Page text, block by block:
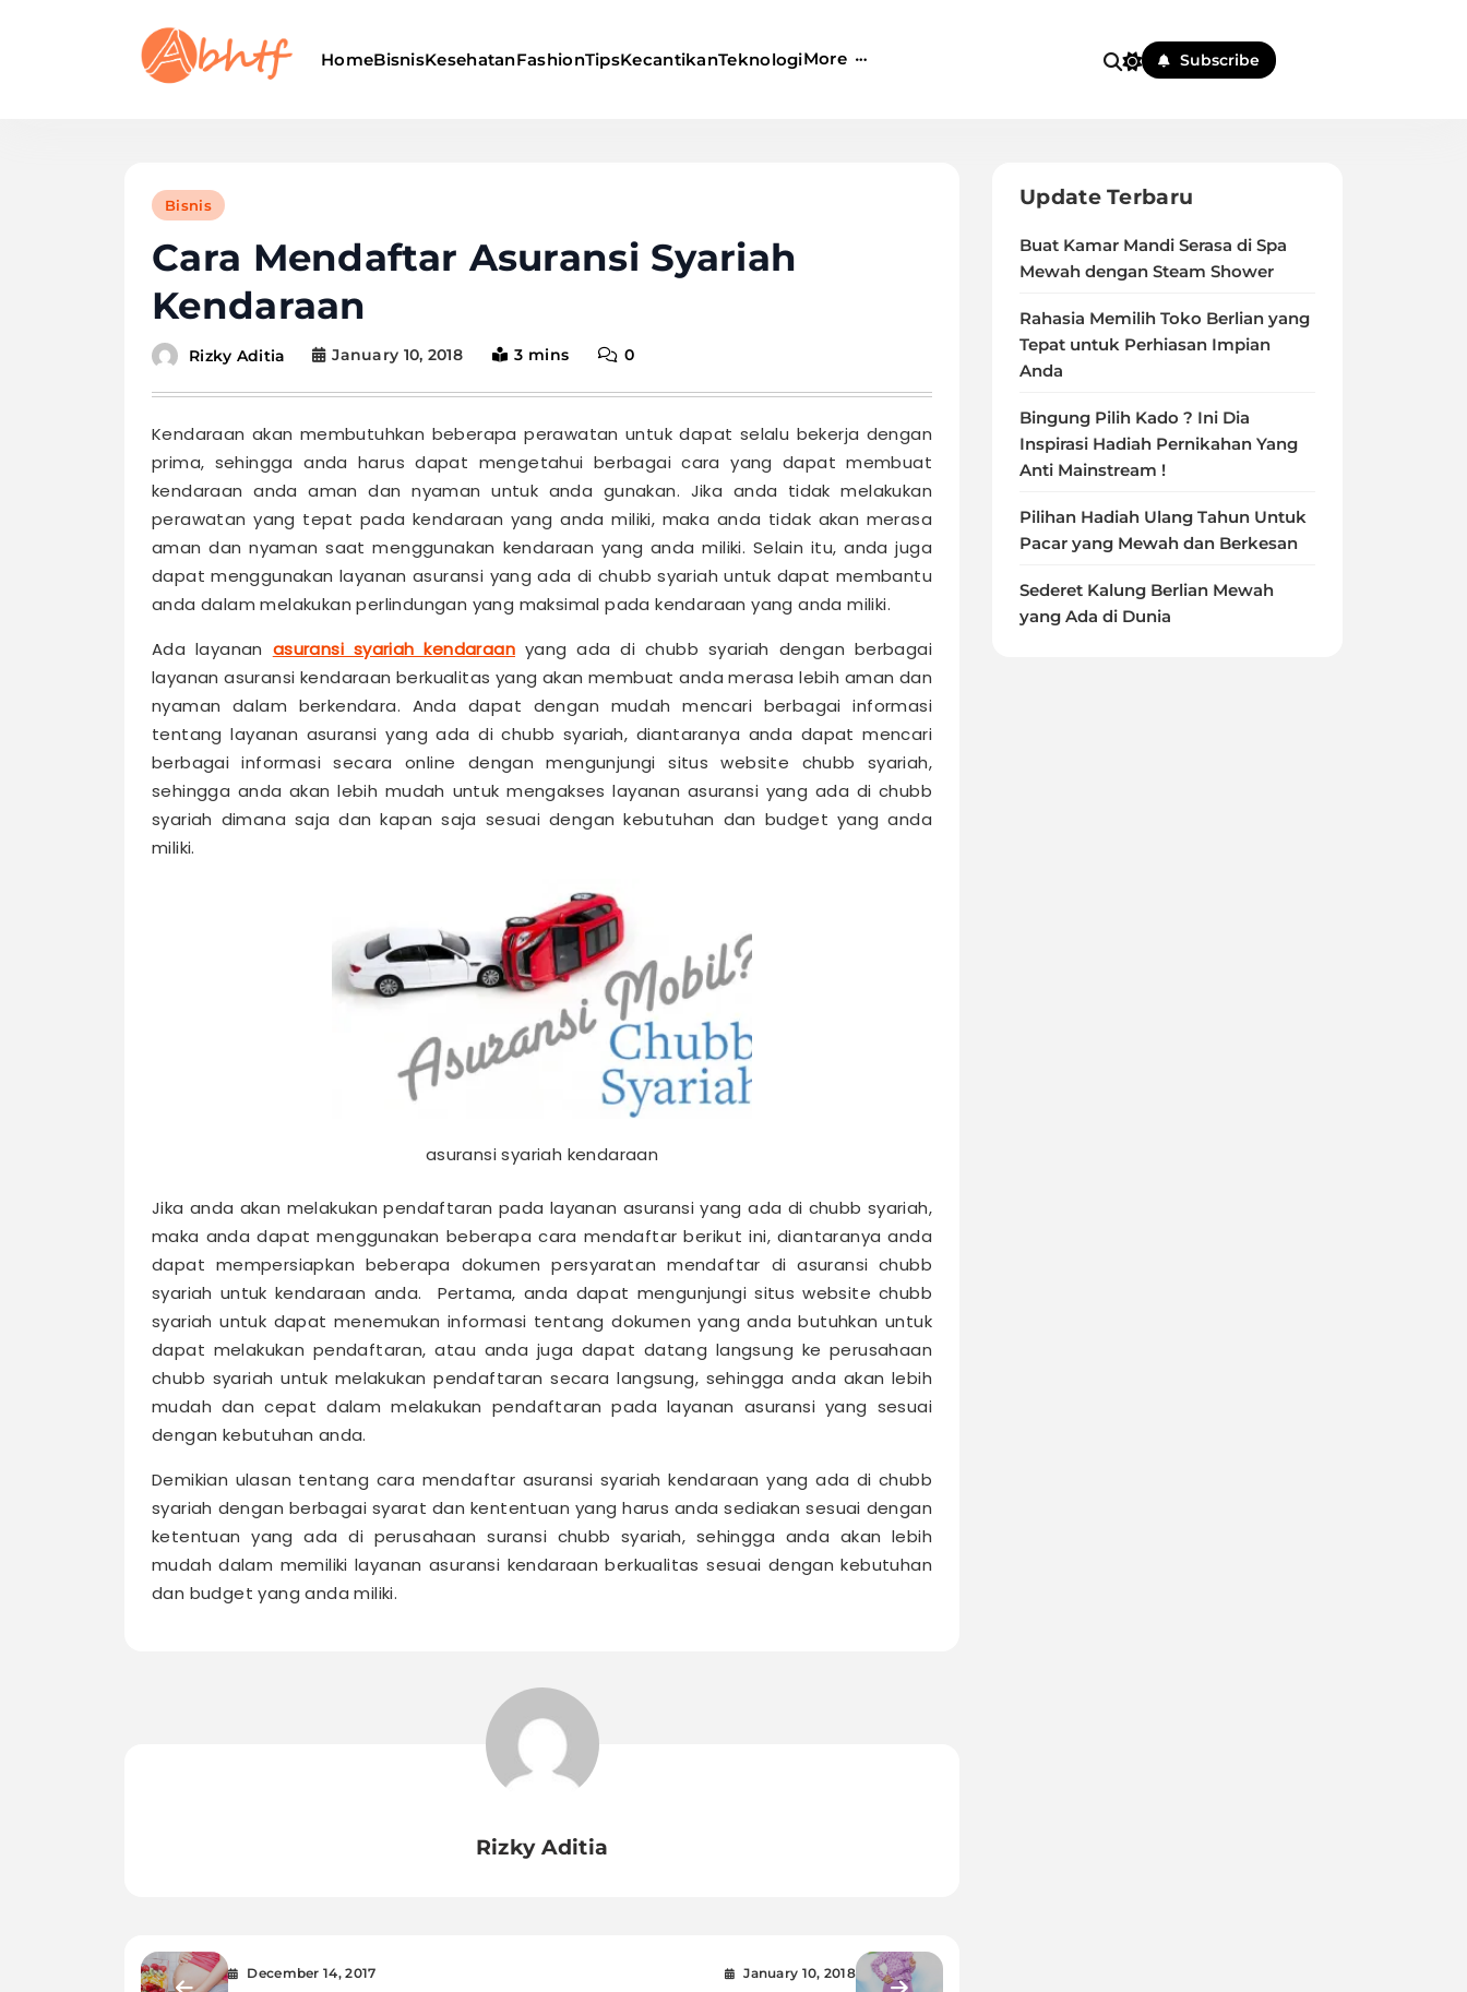
HomeBisnisKesehatanFashionTipsKecantikanTeknologiMore Subscribe
Bisnis
Cara Mendaftar Asuransi Syariah
Kendaraan
Rizky Aditia January 10, 2018 3 mins 0
Kendaraan akan membutuhkan beberapa perawatan untuk dapat selalu bekerja dengan
prima, sehingga anda harus dapat mengetahui berbagai cara yang dapat membuat
kendaraan anda aman dan nyaman untuk anda gunakan. Jika anda tidak melakukan
perawatan yang tepat pada kendaraan yang anda miliki, maka anda tidak akan merasa
aman dan nyaman saat menggunakan kendaraan yang anda miliki. Selain itu, anda juga
dapat menggunakan layanan asuransi yang ada di chubb syariah untuk dapat membantu
anda dalam melakukan perlindungan yang maksimal pada kendaraan yang anda miliki.
Ada layanan asuransi syariah kendaraan yang ada di chubb syariah dengan berbagai
layanan asuransi kendaraan berkualitas yang akan membuat anda merasa lebih aman dan
nyaman dalam berkendara. Anda dapat dengan mudah mencari berbagai informasi
tentang layanan asuransi yang ada di chubb syariah, diantaranya anda dapat mencari
berbagai informasi secara online dengan mengunjungi situs website chubb syariah,
sehingga anda akan lebih mudah untuk mengakses layanan asuransi yang ada di chubb
syariah dimana saja dan kapan saja sesuai dengan kebutuhan dan budget yang anda
miliki.
asuransi syariah kendaraan
Jika anda akan melakukan pendaftaran pada layanan asuransi yang ada di chubb syariah,
maka anda dapat menggunakan beberapa cara mendaftar berikut ini, diantaranya anda
dapat mempersiapkan beberapa dokumen persyaratan mendaftar di asuransi chubb
syariah untuk kendaraan anda. Pertama, anda dapat mengunjungi situs website chubb
syariah untuk dapat menemukan informasi tentang dokumen yang anda butuhkan untuk
dapat melakukan pendaftaran, atau anda juga dapat datang langsung ke perusahaan
chubb syariah untuk melakukan pendaftaran secara langsung, sehingga anda akan lebih
mudah dan cepat dalam melakukan pendaftaran pada layanan asuransi yang sesuai
dengan kebutuhan anda.
Demikian ulasan tentang cara mendaftar asuransi syariah kendaraanyang ada di chubb
syariah dengan berbagai syarat dan kententuan yang harus anda sediakan sesuai dengan
ketentuan yang ada di perusahaan suransi chubb syariah, sehingga anda akan lebih
mudah dalam memiliki layanan asuransi kendaraan berkualitas sesuai dengan kebutuhan
dan budget yang anda miliki.
Rizky Aditia
December 14, 2017 January 10, 2018
Update Terbaru
Buat Kamar Mandi Serasa di Spa
Mewah dengan Steam Shower
Rahasia Memilih Toko Berlian yang
Tepat untuk Perhiasan Impian
Anda
Bingung Pilih Kado ? Ini Dia
Inspirasi Hadiah Pernikahan Yang
Anti Mainstream !
Pilihan Hadiah Ulang Tahun Untuk
Pacar yang Mewah dan Berkesan
Sederet Kalung Berlian Mewah
yang Ada di Dunia